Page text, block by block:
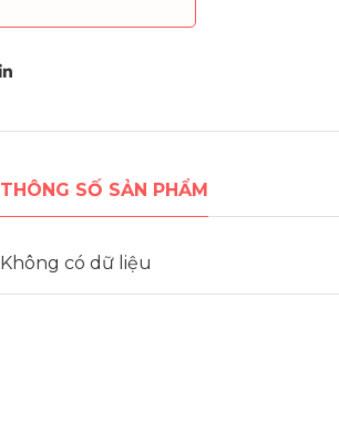
THÔNG SỐ SẢN PHẨM
Không có dữ liệu